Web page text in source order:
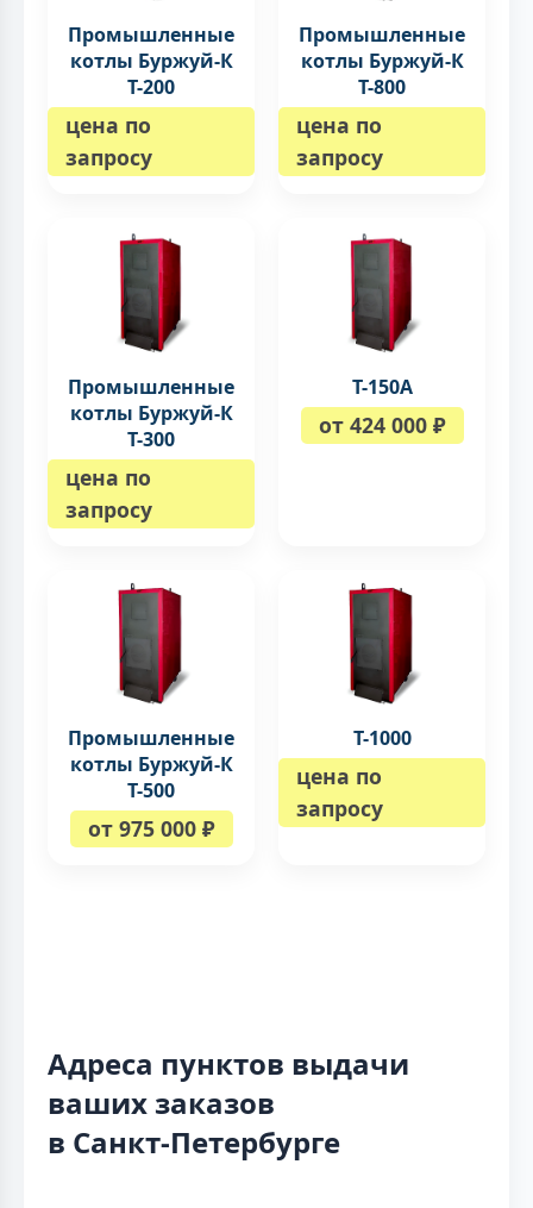
Промышленные
котлы Буржуй-К
Т-200
цена по
запросу
Промышленные
котлы Буржуй-К
Т-800
цена по
запросу
Промышленные
котлы Буржуй-К
Т-300
цена по
запросу
Т-150A
от 424 000 ₽
Промышленные
котлы Буржуй-К
Т-500
от 975 000 ₽
Т-1000
цена по
запросу
Адреса пунктов выдачи
ваших заказов
в Санкт-Петербурге